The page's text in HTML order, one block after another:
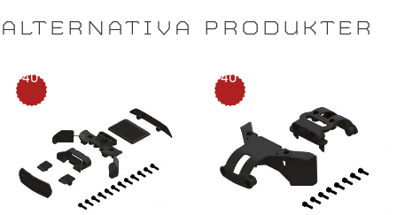
ALTERNATIVA PRODUKTER
40
%
40
%